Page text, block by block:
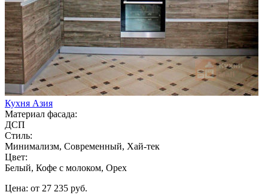
Кухня Азия
Материал фасада:
ДСП
Стиль:
Минимализм, Современный, Хай-тек
Цвет:
Белый, Кофе с молоком, Орех
Цена: от 27 235 руб.